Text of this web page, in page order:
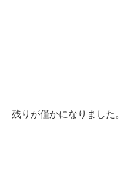
残りが僅かになりました。